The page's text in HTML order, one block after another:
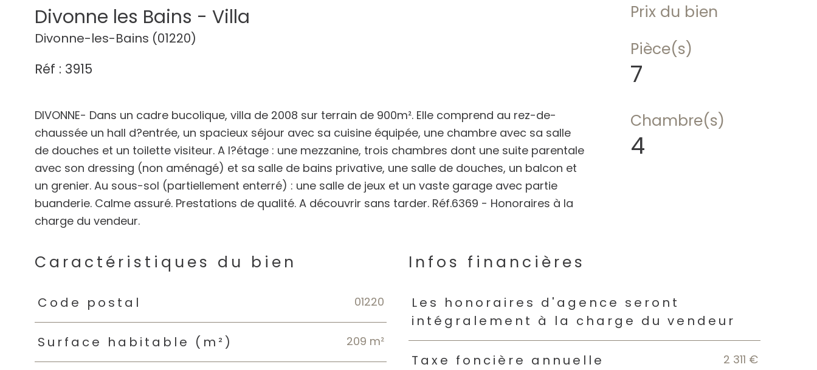
Divonne les Bains - Villa
Divonne-les-Bains (01220)
Réf : 3915
DIVONNE- Dans un cadre bucolique, villa de 2008 sur terrain de 900m². Elle comprend au rez-de-
chaussée un hall d?entrée, un spacieux séjour avec sa cuisine équipée, une chambre avec sa salle
de douches et un toilette visiteur. A l?étage : une mezzanine, trois chambres dont une suite parentale
avec son dressing (non aménagé) et sa salle de bains privative, une salle de douches, un balcon et
un grenier. Au sous-sol (partiellement enterré) : une salle de jeux et un vaste garage avec partie
buanderie. Calme assuré. Prestations de qualité. A découvrir sans tarder. Réf.6369 - Honoraires à la
Prix du bien
Pièce(s)
7
Chambre(s)
4
Caractéristiques du bien
Caractéristiques Valeurs
Code postal 01220
Surface habitable (m²) 209 m²
Infos financières
Caractéristiques Valeurs
Les honoraires d'agence seront
intégralement à la charge du vendeur
Taxe foncière annuelle 2 311 €